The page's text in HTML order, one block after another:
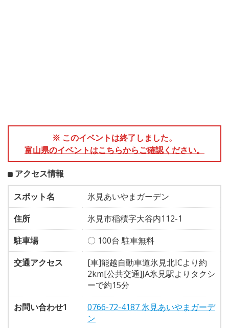
※ このイベントは終了しました。
富山県のイベントはこちらからご確認ください。
アクセス情報
スポット名
氷見あいやまガーデン
住所
氷見市稲積字大谷内112-1
駐車場
〇 100台 駐車無料
交通アクセス
[車]能越自動車道氷見北ICより約
2km[公共交通]JA氷見駅よりタクシ
ーで約15分
お問い合わせ1
0766-72-4187 氷見あいやまガーデ
ン